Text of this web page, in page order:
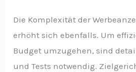
Die Komplexität der
erhöht sich ebenfalls. Um
Budget umzugehen, sind
und Tests notwendig.